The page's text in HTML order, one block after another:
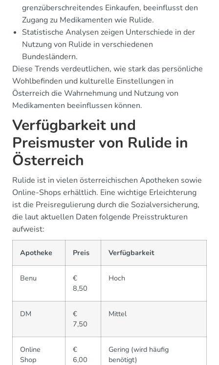
grenzüberschreitendes Einkaufen, beeinflusst den
Zugang zu Medikamenten wie Rulide.
Statistische Analysen zeigen Unterschiede in der
Nutzung von Rulide in verschiedenen
Bundesländern.
Diese Trends verdeutlichen, wie stark das persönliche
Wohlbefinden und kulturelle Einstellungen in
Österreich die Wahrnehmung und Nutzung von
Medikamenten beeinflussen können.
Verfügbarkeit und
Preismuster von Rulide in
Österreich
Rulide ist in vielen österreichischen Apotheken sowie
Online-Shops erhältlich. Eine wichtige Erleichterung
ist die Preisregulierung durch die Sozialversicherung,
die laut aktuellen Daten folgende Preisstrukturen
aufweist:
Apotheke Preis Verfügbarkeit
Benu
€
8,50
Hoch
DM
€
7,50
Mittel
Online
Shop
€
6,00
Gering (wird häufig
benötigt)